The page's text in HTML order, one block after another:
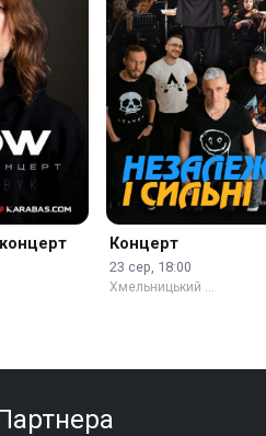
Концерт
23 сер, 18:00
Хмельницький …